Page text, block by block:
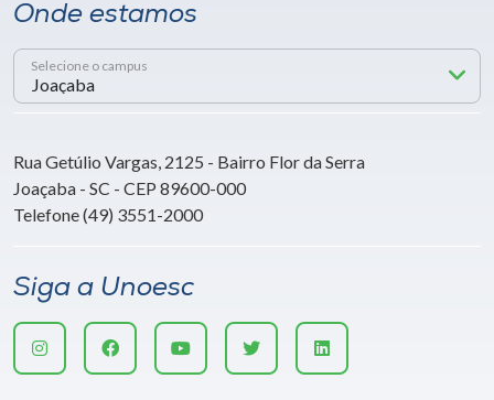
Onde estamos
Selecione o campus
Rua Getúlio Vargas, 2125 - Bairro Flor da Serra
Joaçaba - SC - CEP 89600-000
Telefone (49) 3551-2000
Siga a Unoesc